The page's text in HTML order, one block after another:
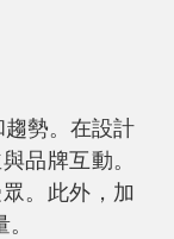
勢。在設計
品牌互動。
。此外，加